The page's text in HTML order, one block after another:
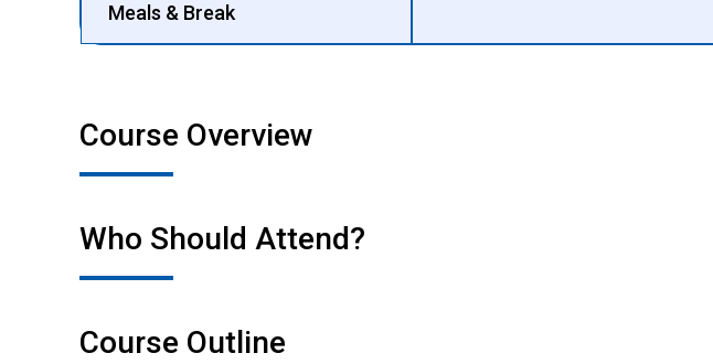
Meals & Break
Course Overview
Who Should Attend?
Course Outline